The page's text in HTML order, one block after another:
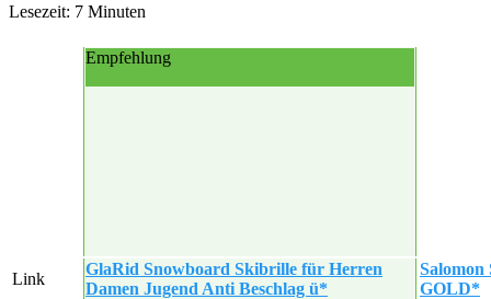
Lesezeit: 7 Minuten
Empfehlung
Link
GlaRid Snowboard Skibrille für Herren
Damen Jugend Anti Beschlag ü*
GOLD*